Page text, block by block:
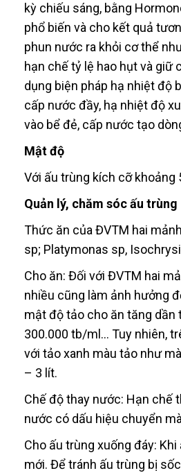
kỳ chiếu sáng, bằng
phổ biến và cho kết quả
phun nước ra khỏi cơ thể
hạn chế tỷ lệ hao hụt và
dụng biện pháp hạ nhiệt độ
cấp nước đầy, hạ nhiệt độ
vào bể đẻ, cấp nước tạo
Mật độ
Với ấu trùng kích cỡ
Quản lý, chăm sóc ấu trùng
Thức ăn của ĐVTM hai
sp; Platymonas sp,
Cho ăn: Đối với ĐVTM hai
nhiều cũng làm ảnh hưởng
mật độ tảo cho ăn tăng dần
300.000 tb/ml… Tuy nhiên,
với tảo xanh màu tảo như
– 3 lít.
Chế độ thay nước: Hạn chế
nước có dấu hiệu chuyển
Cho ấu trùng xuống đáy:
mới. Để tránh ấu trùng bị